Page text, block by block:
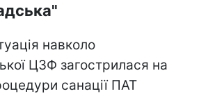
навколо
ЦЗФ загострилася на
санації ПАТ